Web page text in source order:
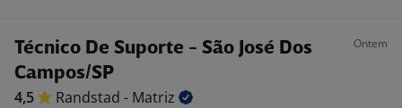
Técnico De Suporte - São José Dos
Campos/SP
Ontem
4,5 Randstad - Matriz